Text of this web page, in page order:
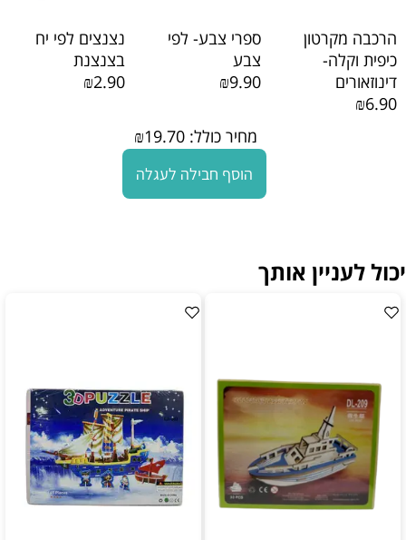
הרכבה מקרטון
כיפית וקלה-
דינוזאורים
₪6.90
ספרי צבע- לפי
צבע
₪9.90
נצנצים לפי יח
בצנצנת
₪2.90
מחיר כולל: ₪19.70
הוסף חבילה לעגלה
יכול לעניין אותך